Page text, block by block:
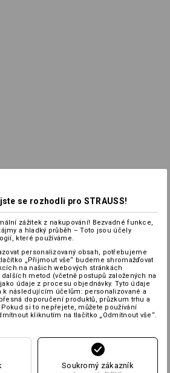
se rozhodli pro STRAUSS!
zážitek z nakupování! Bezvadné funkce,
a hladký průběh – Toto jsou účely
které používáme.
personalizovaný obsah, potřebujeme
„Přijmout vše“ budeme shromažďovat
na našich webových stránkách
metod (včetně postupů založených na
údaje z procesu objednávky. Tyto údaje
k následujícím účelům: personalizované a
doporučení produktů, průzkum trhu a
si to nepřejete, můžete používání
kliknutím na tlačítko „Odmítnout vše“.
Soukromý zákazník